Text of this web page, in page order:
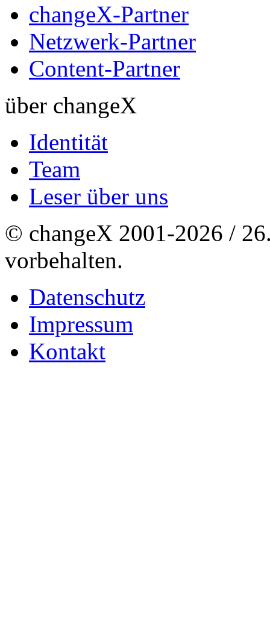
changeX-Partner
Netzwerk-Partner
Content-Partner
über changeX
Identität
Team
Leser über uns
© changeX 2001-2026 /
vorbehalten.
Datenschutz
Impressum
Kontakt